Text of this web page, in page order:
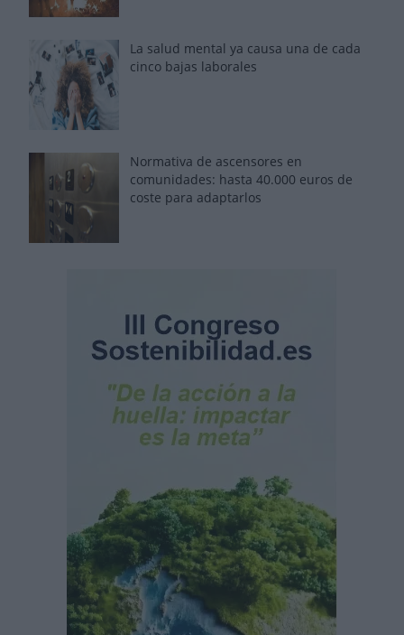
La salud mental ya causa una de cada
cinco bajas laborales
Normativa de ascensores en
comunidades: hasta 40.000 euros de
coste para adaptarlos